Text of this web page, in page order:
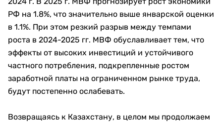
РФ на 1.8%, что значительно выше январской оценки
в 1.1%. При этом резкий разрыв между темпами
роста в 2024-2025 гг. МВФ обуславливает тем, что
эффекты от высоких инвестиций и устойчивого
частного потребления, подкрепленные ростом
заработной платы на ограниченном рынке труда,
будут постепенно ослабевать.
Возвращаясь к Казахстану, в целом мы продолжаем